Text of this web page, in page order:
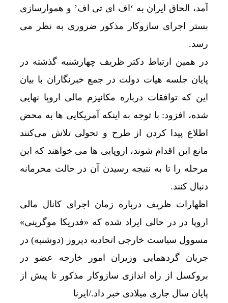
آمد، الحاق ایران به ‘اف ای تی اف’ و هموارسازی
بستر اجرای سازوکار مذکور ضروری به نظر می
رسد.
در همین ارتباط دکتر ظریف چهارشنبه گذشته در
پایان جلسه هیات دولت در جمع خبرنگاران با بیان
این که توافقات درباره مکانیزم مالی اروپا نهایی
شده، افزود: با توجه به اینکه آمریکایی‌ ها به محض
اطلاع پیدا کردن از طرح و تحولی تلاش می‌کنند
مانع این اقدام شوند، اروپایی ها می خواهند که این
مرحله را تا به نتیجه رسیدن آن در حالت محرمانه
دنبال کنند.
اظهارات ظریف درباره زمان اجرای کانال مالی
اروپا در در حالی ایراد شده که «فدریکا موگرینی»
مسوول سیاست خارجی اتحادیه دیروز (دوشنبه) در
جریان گردهمایی وزیران امور خارجه عضو در
بروکسل از راه اندازی سازوکار مذکور تا پیش از
پایان سال جاری میلادی خبر داد./ایرنا